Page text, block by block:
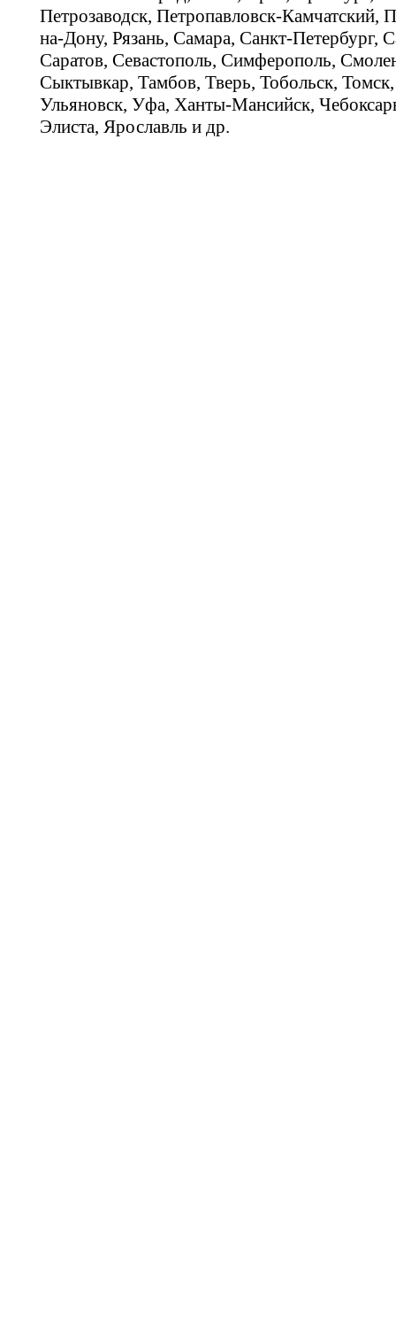
Петрозаводск, Петропавловск-Камчатский,
на-Дону, Рязань, Самара, Санкт-Петербург,
Саратов, Севастополь, Симферополь,
Сыктывкар, Тамбов, Тверь, Тобольск,
Ульяновск, Уфа, Ханты-Мансийск,
Элиста, Ярославль и др.